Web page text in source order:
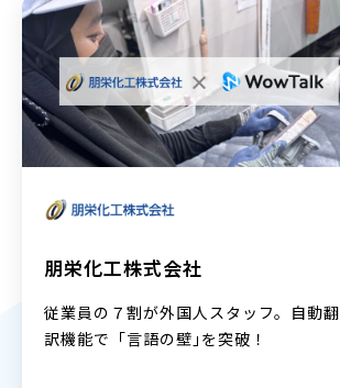
朋栄化工株式会社
従業員の７割が外国人スタッフ。自動翻
訳機能で「言語の壁｣を突破！